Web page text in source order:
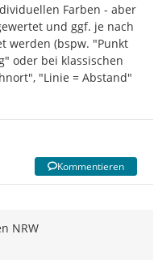
Farben - aber
und ggf. je nach
werden (bspw. "Punkt
oder bei klassischen
"Linie = Abstand"
Kommentieren
NRW